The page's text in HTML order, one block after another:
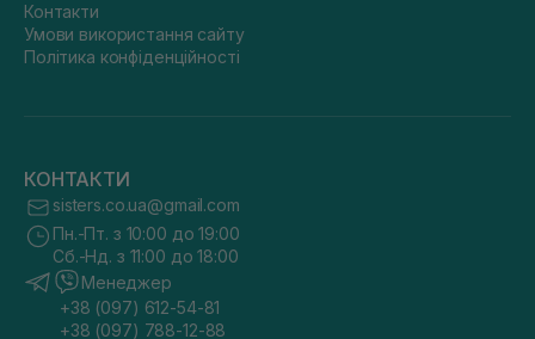
Контакти
Умови використання сайту
Політика конфіденційності
КОНТАКТИ
sisters.co.ua@gmail.com
Пн.-Пт. з 10:00 до 19:00
Сб.-Нд. з 11:00 до 18:00
Менеджер
+38 (097) 612-54-81
+38 (097) 788-12-88